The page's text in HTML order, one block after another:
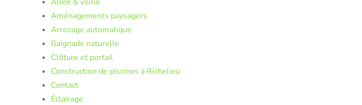
Aménagements paysagers
Arrosage automatique
Baignade naturelle
Clôture et portail
Construction de piscines à Richelieu
Contact
Éclairage